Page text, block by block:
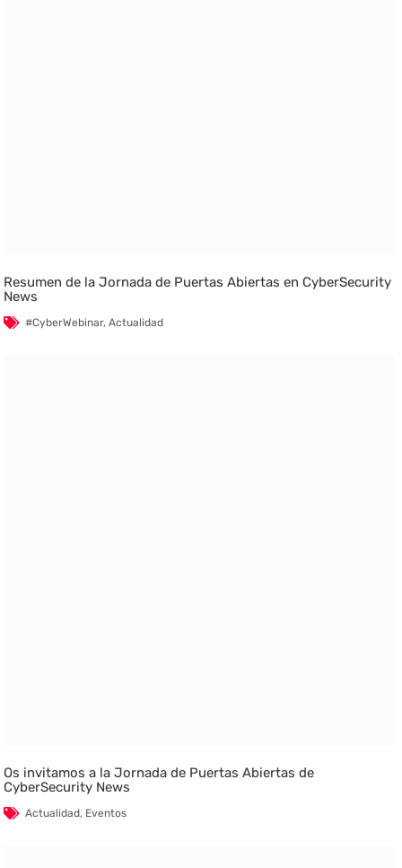
Resumen de la Jornada de Puertas Abiertas en CyberSecurity
News
#CyberWebinar,Actualidad
Os invitamos a la Jornada de Puertas Abiertas de
CyberSecurity News
Actualidad, Eventos